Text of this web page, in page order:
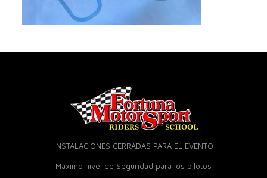
INSTALACIONES CERRADAS PARA EL EVENTO
Máximo nivel de Seguridad para los pilotos